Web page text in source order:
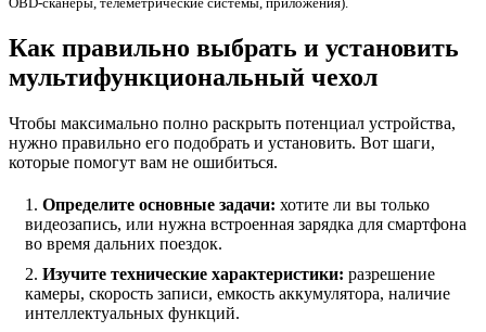
Как правильно выбрать и установить
мультифункциональный чехол
Чтобы максимально полно раскрыть потенциал устройства,
нужно правильно его подобрать и установить. Вот шаги,
которые помогут вам не ошибиться.
Определите основные задачи: хотите ли вы только
видеозапись, или нужна встроенная зарядка для смартфона
во время дальних поездок.
Изучите технические характеристики: разрешение
камеры, скорость записи, емкость аккумулятора, наличие
интеллектуальных функций.